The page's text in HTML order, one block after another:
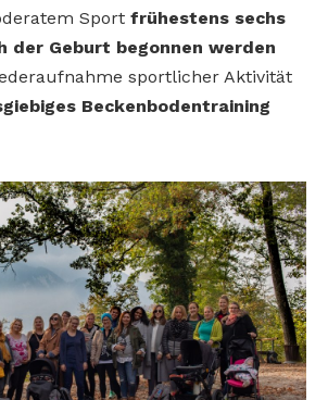
Sport frühestens sechs
der Geburt begonnen werden
sportlicher Aktivität
Beckenbodentraining